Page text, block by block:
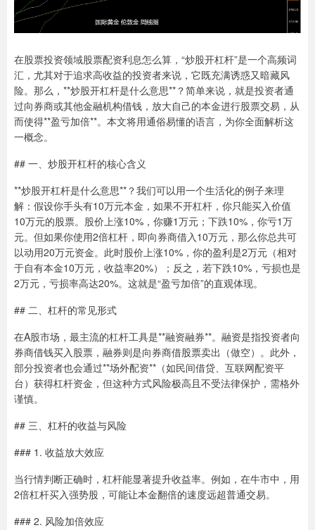
在股票投资领域股票配资利息怎么算，“炒股开杠杆”是一个高频词
汇，尤其对于追求高收益的投资者来说，它既充满诱惑又暗藏风
险。那么，**炒股开杠杆是什么意思**？简单来说，就是投资者通
过向券商或其他金融机构借钱，放大自己的本金进行股票交易，从
而使得**盈亏加倍**。本文将用通俗易懂的语言，为你全面解析这
一概念。
## 一、炒股开杠杆的核心含义
**炒股开杠杆是什么意思**？我们可以用一个生活化的例子来理
解：假设你手头有10万元本金，如果不开杠杆，你只能买入价值
10万元的股票。股价上涨10%，你赚1万元；下跌10%，你亏1万
元。但如果你使用2倍杠杆，即向券商借入10万元，那么你总共可
以动用20万元资金。此时股价上涨10%，你的盈利是2万元（相对
于自有本金10万元，收益率20%）；反之，若下跌10%，亏损也是
2万元，亏损率高达20%。这就是“盈亏加倍”的直观体现。
## 二、杠杆的常见形式
在A股市场，最主流的杠杆工具是**融资融券**。融资是指投资者向
券商借钱买入股票，融券则是向券商借股票卖出（做空）。此外，
部分投资者也会通过**场外配资**（如民间借贷、互联网配资平
台）获得杠杆资金，但这种方式风险极高且不受法律保护，需格外
谨慎。
## 三、杠杆的收益与风险
### 1. 收益放大效应
当行情判断正确时，杠杆能显著提升收益率。例如，在牛市中，用
2倍杠杆买入强势股，可能让本金翻倍的速度远超普通交易。
### 2. 风险加倍效应